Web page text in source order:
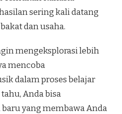
sering kali datang
dan usaha.
mengeksplorasi lebih
mencoba
dalam proses belajar
Anda bisa
yang membawa Anda